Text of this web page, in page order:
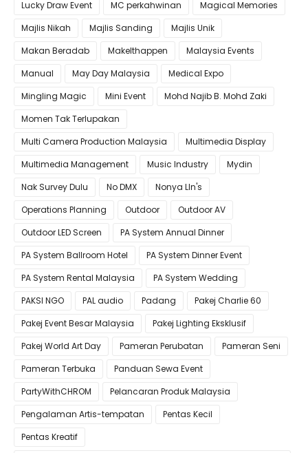
Lucky Draw Event MC perkahwinan
Magical Memories
Majlis Nikah
Majlis Sanding
Majlis Unik
Makan Beradab
MakeIthappen
Malaysia Events
Manual
May Day Malaysia
Medical Expo
Mingling Magic
Mini Event
Mohd Najib B. Mohd Zaki
Momen Tak Terlupakan
Multi Camera Production Malaysia
Multimedia Display
Multimedia Management
Music Industry
Mydin
Nak Survey Dulu
No DMX
Nonya LIn's
Operations Planning
Outdoor
Outdoor AV
Outdoor LED Screen
PA System Annual Dinner
PA System Ballroom Hotel
PA System Dinner Event
PA System Rental Malaysia
PA System Wedding
PAKSI NGO
PAL audio Padang
Pakej Charlie 60
Pakej Event Besar Malaysia
Pakej Lighting Eksklusif
Pakej World Art Day
Pameran Perubatan
Pameran Seni
Pameran Terbuka
Panduan Sewa Event
PartyWithCHROM
Pelancaran Produk Malaysia
Pengalaman Artis-tempatan
Pentas Kecil
Pentas Kreatif